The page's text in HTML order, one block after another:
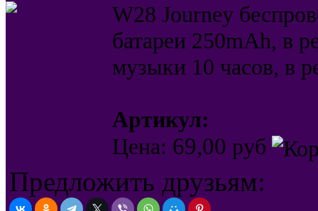
W28 Journey
батареи 250mAh, в
музыки 10 часов, в
Артикул:
Цена: 69,00 руб
Предложить друзьям: